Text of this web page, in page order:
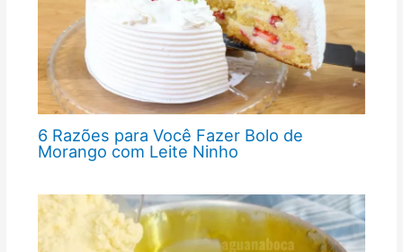
6 Razões para Você Fazer Bolo de
Morango com Leite Ninho